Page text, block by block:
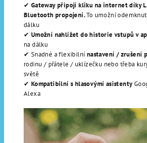
✔ Gateway připojí kliku na internet díky
Bluetooth propojení.To umožní
dálku
✔ Umožní nahlížet do historie vstupů v
na dálku
✔ Snadné a flexibilní nastavení / zrušení
rodinu / přátele / uklízečku nebo třeba
světě
✔ Kompatibilní s hlasovýmí asistenty
Alexa